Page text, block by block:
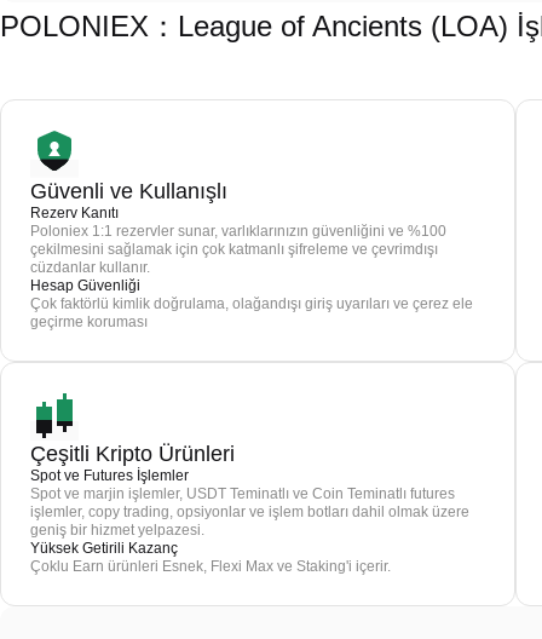
POLONIEX：League of Ancients (LOA)
Güvenli ve Kullanışlı
Rezerv Kanıtı
Poloniex 1:1 rezervler sunar, varlıklarınızın güvenliğini ve %100
çekilmesini sağlamak için çok katmanlı şifreleme ve çevrimdışı
cüzdanlar kullanır.
Hesap Güvenliği
Çok faktörlü kimlik doğrulama, olağandışı giriş uyarıları ve çerez ele
geçirme koruması
Çeşitli Kripto Ürünleri
Spot ve Futures İşlemler
Spot ve marjin işlemler, USDT Teminatlı ve Coin Teminatlı futures
işlemler, copy trading, opsiyonlar ve işlem botları dahil olmak üzere
geniş bir hizmet yelpazesi.
Yüksek Getirili Kazanç
Çoklu Earn ürünleri Esnek, Flexi Max ve Staking'i içerir.